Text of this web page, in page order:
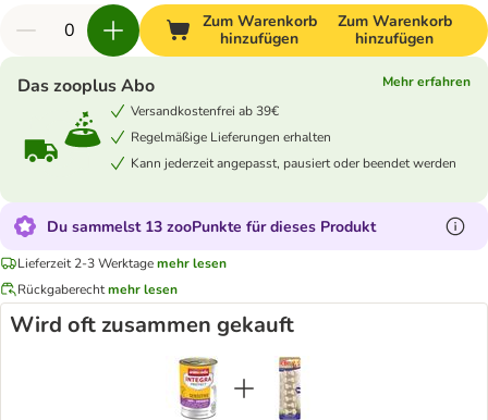
Zum Warenkorb
hinzufügen
Zum Warenkorb
hinzufügen
Das zooplus Abo
Mehr erfahren
Versandkostenfrei ab 39€
Regelmäßige Lieferungen erhalten
Kann jederzeit angepasst, pausiert oder beendet werden
Du sammelst 13 zooPunkte für dieses Produkt
Lieferzeit 2-3 Werktagemehr lesen
Rückgaberechtmehr lesen
Wird oft zusammen gekauft